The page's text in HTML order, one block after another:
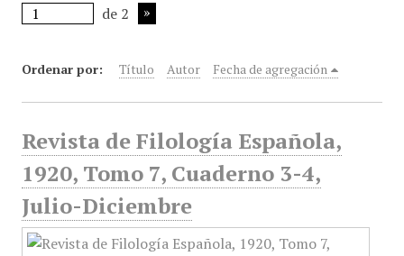
de 2
Ordenar por: Título Autor Fecha de agregación
Revista de Filología Española,
1920, Tomo 7, Cuaderno 3-4,
Julio-Diciembre